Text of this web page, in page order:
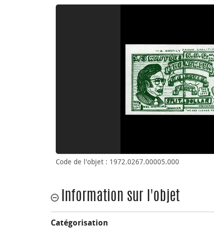
Code de l'objet : 1972.0267.00005.000
Information sur l'objet
Catégorisation